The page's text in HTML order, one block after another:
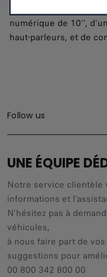
numérique de 10’’,
haut-parleurs, et de
Follow us
UNE ÉQUIPE
Notre service clientèle
informations et
N'hésitez pas à
véhicules,
à nous faire part de
suggestions pour
00 800 342 800 00